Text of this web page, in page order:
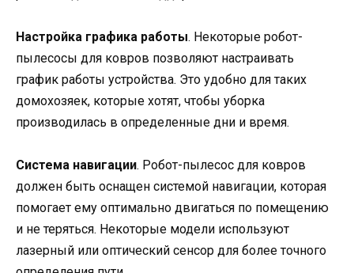
Настройка графика работы. Некоторые робот-
пылесосы для ковров позволяют настраивать
график работы устройства. Это удобно для таких
домохозяек, которые хотят, чтобы уборка
производилась в определенные дни и время.
Система навигации. Робот-пылесос для ковров
должен быть оснащен системой навигации, которая
помогает ему оптимально двигаться по помещению
и не теряться. Некоторые модели используют
лазерный или оптический сенсор для более точного